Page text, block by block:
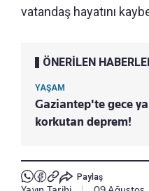
vatandaş hayatını
ÖNERİLEN
YAŞAM
Gaziantep'te gece
korkutan deprem!
Paylaş